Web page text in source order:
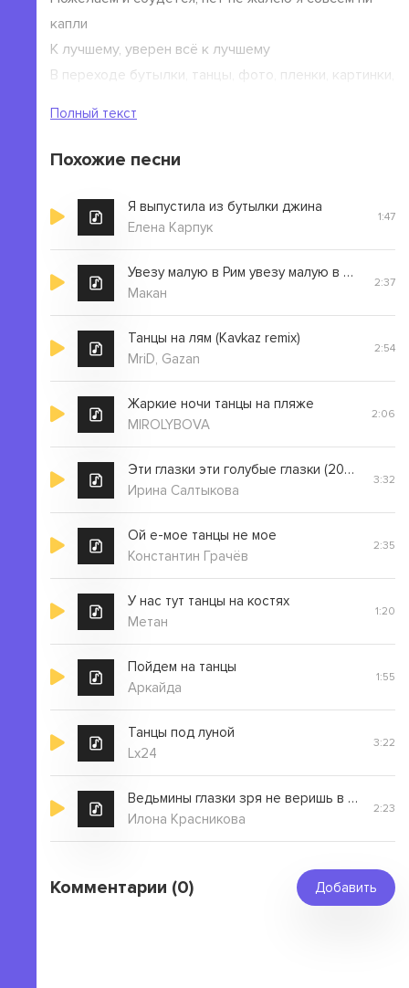
капли
К лучшему, уверен всё к лучшему
В переходе бутылки, танцы, фото, пленки, картинки,
Полный текст
Похожие песни
Я выпустила из бутылки джина
Елена Карпук
1:47
Увезу малую в Рим увезу малую в Лондон
Макан
2:37
Танцы на лям (Kavkaz remix)
MriD, Gazan
2:54
Жаркие ночи танцы на пляже
MIROLYBOVA
2:06
Эти глазки эти голубые глазки (2008 remix)
Ирина Салтыкова
3:32
Ой е-мое танцы не мое
Константин Грачёв
2:35
У нас тут танцы на костях
Метан
1:20
Пойдем на танцы
Аркайда
1:55
Танцы под луной
Lx24
3:22
Ведьмины глазки зря не веришь в сказки
Илона Красникова
2:23
Комментарии (0) Добавить